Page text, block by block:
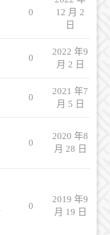
0
12 月 2
日
0
2022 年9
月 2 日
0
2021 年7
月 5 日
0
2020 年8
月 28 日
0
2019 年9
月 19 日